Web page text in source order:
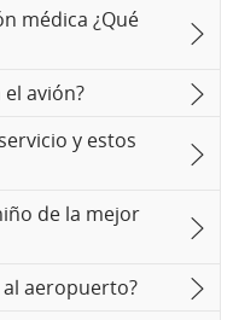
médica ¿Qué
avión?
y estos
de la mejor
aeropuerto?